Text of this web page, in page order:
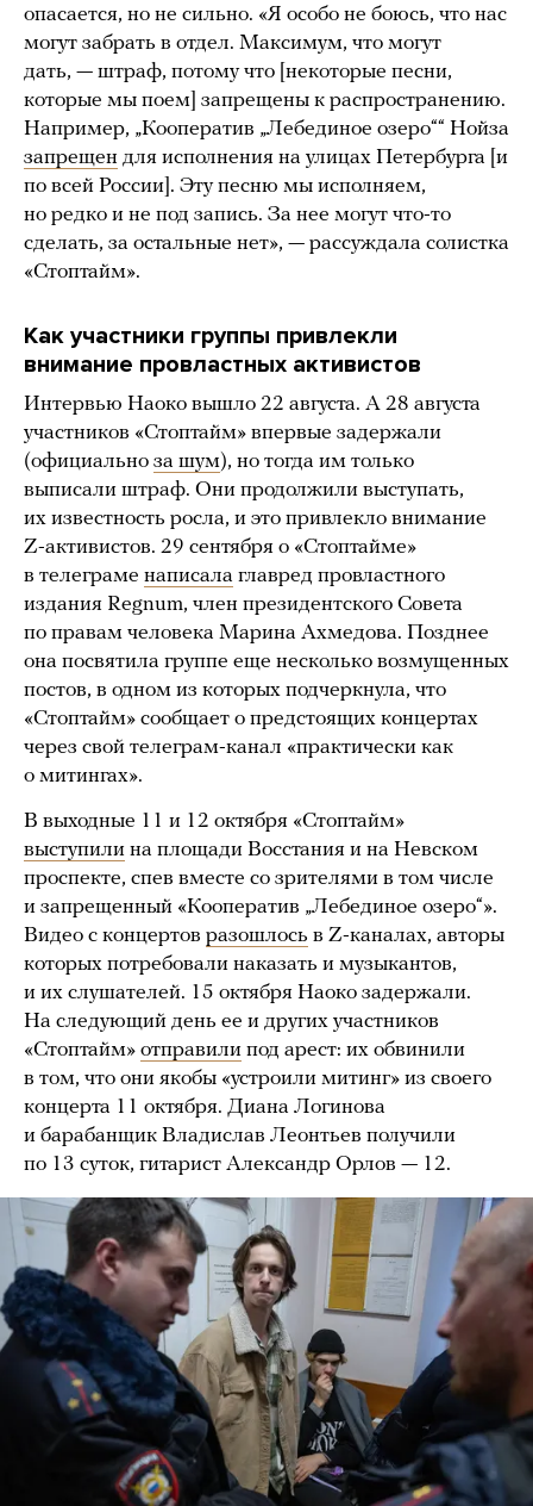
опасается, но не сильно. «Я особо не боюсь, что нас
могут забрать в отдел. Максимум, что могут
дать, — штраф, потому что [некоторые песни,
которые мы поем] запрещены к распространению.
Например, „Кооператив „Лебединое озеро““ Нойза
запрещен для исполнения на улицах Петербурга [и
по всей России]. Эту песню мы исполняем,
но редко и не под запись. За нее могут что-то
сделать, за остальные нет», — рассуждала солистка
«Стоптайм».
Как участники группы привлекли
внимание провластных активистов
Интервью Наоко вышло 22 августа. А 28 августа
участников «Стоптайм» впервые задержали
(официально за шум), но тогда им только
выписали штраф. Они продолжили выступать,
их известность росла, и это привлекло внимание
Z-активистов. 29 сентября о «Стоптайме»
в телеграме написала главред провластного
издания Regnum, член президентского Совета
по правам человека Марина Ахмедова. Позднее
она посвятила группе еще несколько возмущенных
постов, в одном из которых подчеркнула, что
«Стоптайм» сообщает о предстоящих концертах
через свой телеграм-канал «практически как
о митингах».
В выходные 11 и 12 октября «Стоптайм»
выступили на площади Восстания и на Невском
проспекте, спев вместе со зрителями в том числе
и запрещенный «Кооператив „Лебединое озеро“».
Видео с концертов разошлось в Z-каналах, авторы
которых потребовали наказать и музыкантов,
и их слушателей. 15 октября Наоко задержали.
На следующий день ее и других участников
«Стоптайм» отправили под арест: их обвинили
в том, что они якобы «устроили митинг» из своего
концерта 11 октября. Диана Логинова
и барабанщик Владислав Леонтьев получили
по 13 суток, гитарист Александр Орлов — 12.